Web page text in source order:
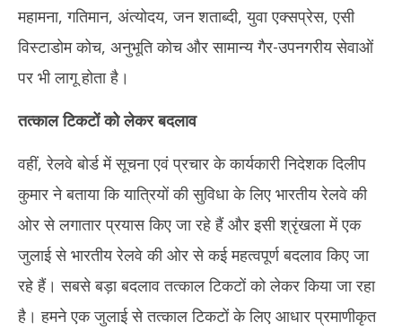
महामना, गतिमान, अंत्योदय, जन शताब्दी, युवा एक्सप्रेस, एसी
विस्टाडोम कोच, अनुभूति कोच और सामान्य गैर-उपनगरीय सेवाओं
पर भी लागू होता है।
तत्काल टिकटों को लेकर बदलाव
वहीं, रेलवे बोर्ड में सूचना एवं प्रचार के कार्यकारी निदेशक दिलीप
कुमार ने बताया कि यात्रियों की सुविधा के लिए भारतीय रेलवे की
ओर से लगातार प्रयास किए जा रहे हैं और इसी श्रृंखला में एक
जुलाई से भारतीय रेलवे की ओर से कई महत्वपूर्ण बदलाव किए जा
रहे हैं। सबसे बड़ा बदलाव तत्काल टिकटों को लेकर किया जा रहा
है। हमने एक जुलाई से तत्काल टिकटों के लिए आधार प्रमाणीकृत